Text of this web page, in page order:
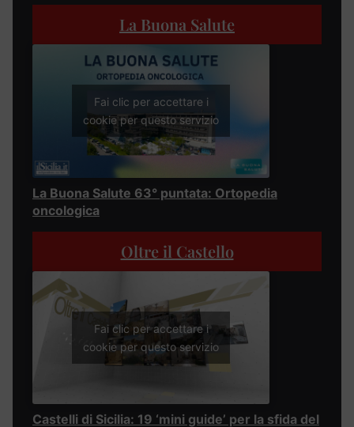
La Buona Salute
Fai clic per accettare i
cookie per questo servizio
La Buona Salute 63° puntata: Ortopedia
oncologica
Oltre il Castello
Fai clic per accettare i
cookie per questo servizio
Castelli di Sicilia: 19 ‘mini guide’ per la sfida del